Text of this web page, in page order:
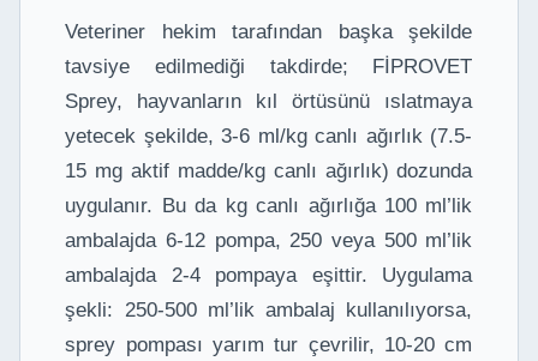
Veteriner hekim tarafından başka şekilde
tavsiye edilmediği takdirde; FİPROVET
Sprey, hayvanların kıl örtüsünü ıslatmaya
yetecek şekilde, 3-6 ml/kg canlı ağırlık (7.5-
15 mg aktif madde/kg canlı ağırlık) dozunda
uygulanır. Bu da kg canlı ağırlığa 100 ml’lik
ambalajda 6-12 pompa, 250 veya 500 ml’lik
ambalajda 2-4 pompaya eşittir. Uygulama
şekli: 250-500 ml’lik ambalaj kullanılıyorsa,
sprey pompası yarım tur çevrilir, 10-20 cm